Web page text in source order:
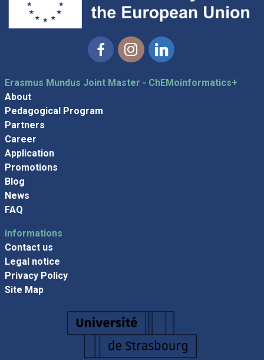
Erasmus Mundus Joint Master - ChEMoinformatics+
About
Pedagogical Program
Partners
Career
Application
Promotions
Blog
News
FAQ
informations
Contact us
Legal notice
Privacy Policy
Site Map